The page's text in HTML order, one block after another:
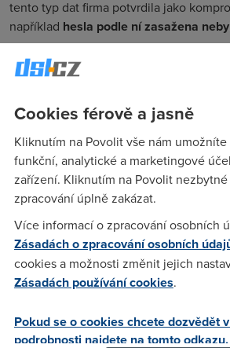
tento typ dat firma potvrdila jako
například hesla podle ní zasažena
Mluví o až 275 milionech záznamů, což
nadsazují, aby zvýšily tlak na oběť.
ShinyHunters v poslední době často
cloudové služby. Jejich cílem je získat
následně hrozit jejich zveřejněním.Jde
vyděračských útoků, kdy firma musí
Platforma Canvas, kterou Instructure
školám ke správě výuky a komunikaci
některé služby nefungovaly, firma ale
Cookies férově a jasně
Kliknutím na Povolit vše nám
funkční, analytické a marketingové
zařízení. Kliknutím na Povolit
zpracování úplně zakázat.
Více informací o zpracování osobních
Zásadách o zpracování osobních
cookies a možnosti změnit jejich
Zásadách používání cookies.
Pokud se o cookies chcete dozvědět
podrobnosti najdete na tomto odkazu.